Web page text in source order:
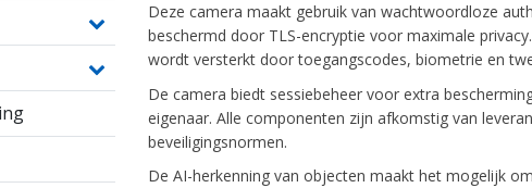
Deze camera maakt gebruik van wachtwoordloze
beschermd door TLS-encryptie voor maximale
wordt versterkt door toegangscodes, biometrie en
De camera biedt sessiebeheer voor extra
eigenaar. Alle componenten zijn afkomstig van
beveiligingsnormen.
De AI-herkenning van objecten maakt het mogelijk